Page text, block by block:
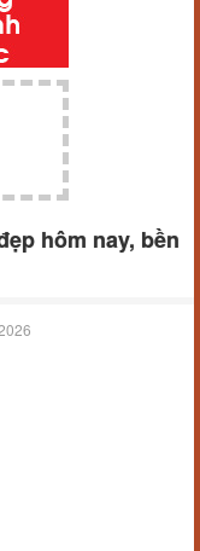
hôm nay, bền